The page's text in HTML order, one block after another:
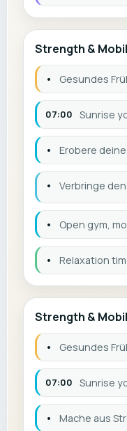
Strength &
• Gesundes
07:00 Sunrise
• Erobere
• Verbringe
• Open gym,
• Relaxation
Strength &
• Gesundes
07:00 Sunrise
• Mache aus